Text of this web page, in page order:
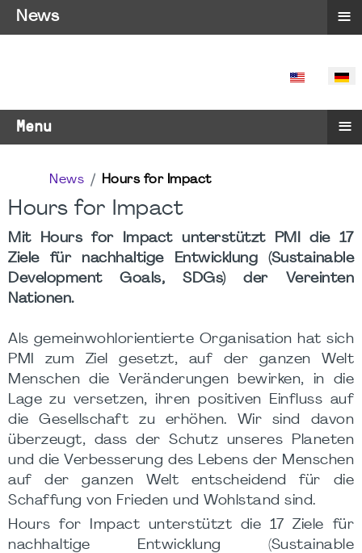
SPRACHE
Menu ≡
News Hours for Impact
Hours for Impact
Mit Hours for Impact unterstützt PMI die 17
Ziele für nachhaltige Entwicklung (Sustainable
Development Goals, SDGs) der Vereinten
Nationen.
Als gemeinwohlorientierte Organisation hat sich
PMI zum Ziel gesetzt, auf der ganzen Welt
Menschen die Veränderungen bewirken, in die
Lage zu versetzen, ihren positiven Einfluss auf
die Gesellschaft zu erhöhen. Wir sind davon
überzeugt, dass der Schutz unseres Planeten
und die Verbesserung des Lebens der Menschen
auf der ganzen Welt entscheidend für die
Schaffung von Frieden und Wohlstand sind.
Hours for Impact unterstützt die 17 Ziele für
nachhaltige Entwicklung (Sustainable
News ≡